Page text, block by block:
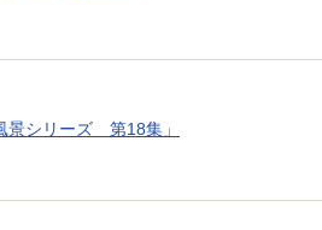
景シリーズ 第18集」